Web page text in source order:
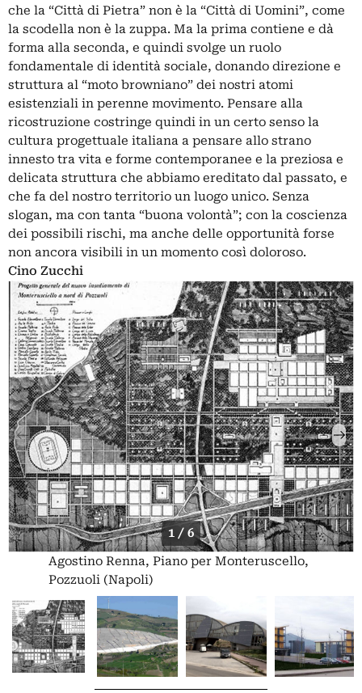
che la “Città di Pietra” non è la “Città di Uomini”, come
la scodella non è la zuppa. Ma la prima contiene e dà
forma alla seconda, e quindi svolge un ruolo
fondamentale di identità sociale, donando direzione e
struttura al “moto browniano” dei nostri atomi
esistenziali in perenne movimento. Pensare alla
ricostruzione costringe quindi in un certo senso la
cultura progettuale italiana a pensare allo strano
innesto tra vita e forme contemporanee e la preziosa e
delicata struttura che abbiamo ereditato dal passato, e
che fa del nostro territorio un luogo unico. Senza
slogan, ma con tanta “buona volontà”; con la coscienza
dei possibili rischi, ma anche delle opportunità forse
non ancora visibili in un momento così doloroso.
Cino Zucchi
1 / 6
Agostino Renna, Piano per Monteruscello,
Pozzuoli (Napoli)